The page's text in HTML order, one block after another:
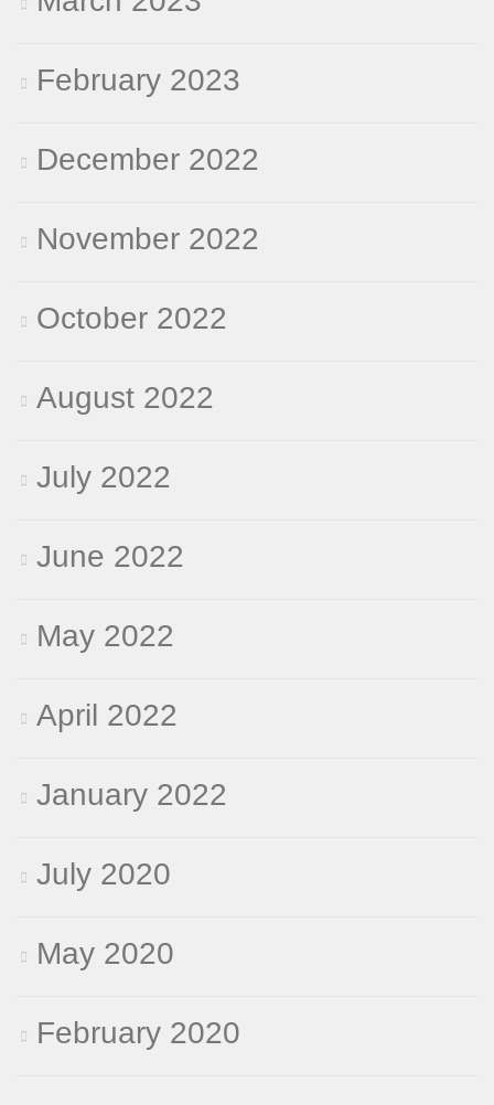
February 2023
December 2022
November 2022
October 2022
August 2022
July 2022
June 2022
May 2022
April 2022
January 2022
July 2020
May 2020
February 2020